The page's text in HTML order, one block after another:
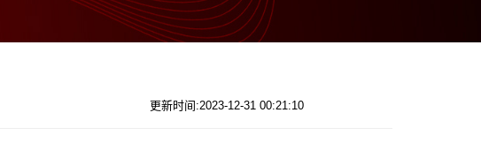
更新时间:2023-12-31 00:21:10